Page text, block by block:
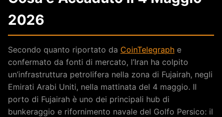
2026
Secondo quanto riportato da CoinTelegraph e
confermato da fonti di mercato, l’Iran ha colpito
un’infrastruttura petrolifera nella zona di Fujairah, negli
Emirati Arabi Uniti, nella mattinata del 4 maggio. Il
porto di Fujairah è uno dei principali hub di
bunkeraggio e rifornimento navale del Golfo Persico: il